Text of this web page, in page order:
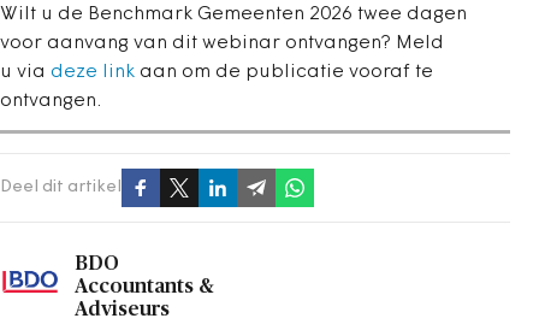
Wilt u de Benchmark Gemeenten 2026 twee dagen
voor aanvang van dit webinar ontvangen? Meld
u via deze link aan om de publicatie vooraf te
ontvangen.
Deel dit artikel
BDO
Accountants &
Adviseurs